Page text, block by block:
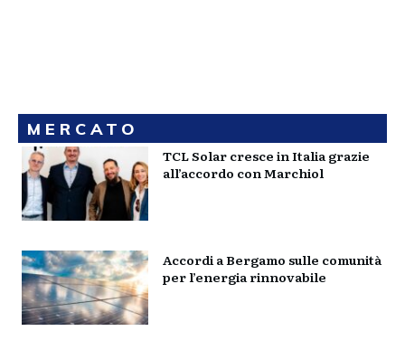
MERCATO
TCL Solar cresce in Italia grazie
all’accordo con Marchiol
Accordi a Bergamo sulle comunità
per l’energia rinnovabile